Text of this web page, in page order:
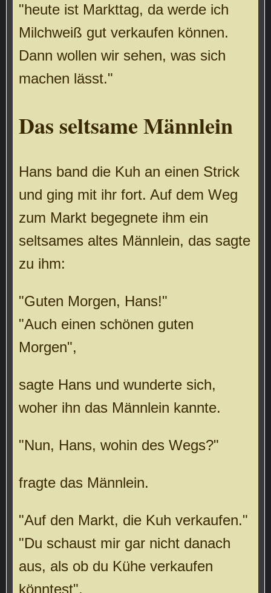
"heute ist Markttag, da werde ich
Milchweiß gut verkaufen können.
Dann wollen wir sehen, was sich
machen lässt."
Das seltsame Männlein
Hans band die Kuh an einen Strick
und ging mit ihr fort. Auf dem Weg
zum Markt begegnete ihm ein
seltsames altes Männlein, das sagte
zu ihm:
"Guten Morgen, Hans!"
"Auch einen schönen guten
Morgen",
sagte Hans und wunderte sich,
woher ihn das Männlein kannte.
"Nun, Hans, wohin des Wegs?"
fragte das Männlein.
"Auf den Markt, die Kuh verkaufen."
"Du schaust mir gar nicht danach
aus, als ob du Kühe verkaufen
könntest",